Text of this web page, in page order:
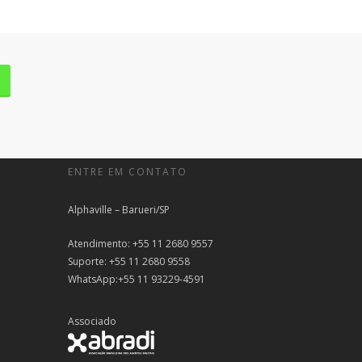
ENTRE EM CONTATO
Alphaville – Barueri/SP
Atendimento: +55 11 2680 9557
Suporte: +55 11 2680 9558
WhatsApp:+55 11 93229-4591
Associado